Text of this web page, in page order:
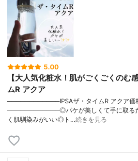
5.00
【大人気化粧水！肌がごくごくのむ
ムR アクア
────────────IPSAザ・タイムR アクア価
────────────◎パケが美しくて手に取る
く肌馴染みがいい◎ト…続きを見る